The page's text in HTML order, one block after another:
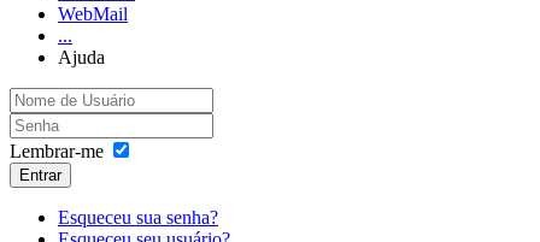
WebMail
...
Ajuda
Lembrar-me
Entrar
Esqueceu sua senha?